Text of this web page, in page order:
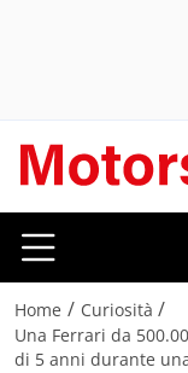
Home / Curiosità /
Una Ferrari da
di 5 anni durante